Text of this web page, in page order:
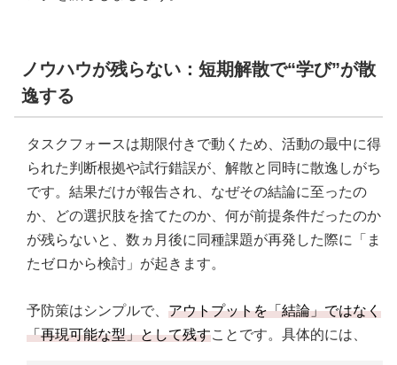
ノウハウが残らない：短期解散で“学び”が散
逸する
タスクフォースは期限付きで動くため、活動の最中に得
られた判断根拠や試行錯誤が、解散と同時に散逸しがち
です。結果だけが報告され、なぜその結論に至ったの
か、どの選択肢を捨てたのか、何が前提条件だったのか
が残らないと、数ヵ月後に同種課題が再発した際に「ま
たゼロから検討」が起きます。
予防策はシンプルで、 アウトプットを「結論」ではなく
「再現可能な型」として残すことです。具体的には、